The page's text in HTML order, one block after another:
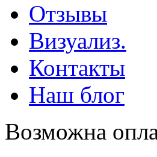
Отзывы
Визуализ.
Контакты
Наш блог
Возможна